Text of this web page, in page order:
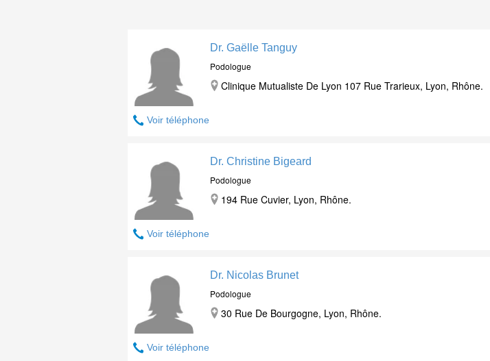
Voir téléphone
Dr. Gaëlle Tanguy
Podologue
Clinique Mutualiste De Lyon 107 Rue Trarieux, Lyon, Rhône.
Voir téléphone
Dr. Christine Bigeard
Podologue
194 Rue Cuvier, Lyon, Rhône.
Voir téléphone
Dr. Nicolas Brunet
Podologue
30 Rue De Bourgogne, Lyon, Rhône.